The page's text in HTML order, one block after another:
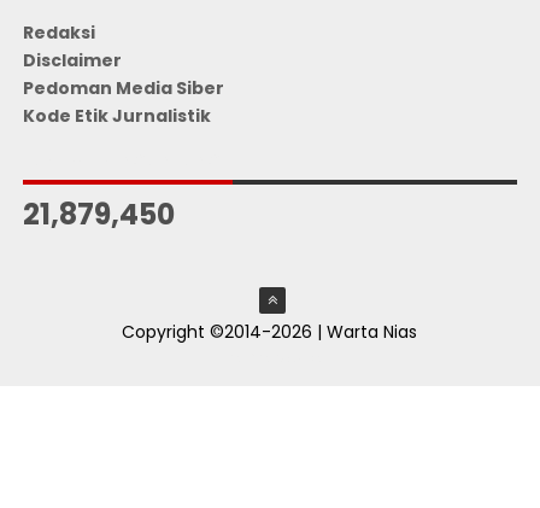
Redaksi
Disclaimer
Pedoman Media Siber
Kode Etik Jurnalistik
21,879,450
Copyright ©2014-2026 | Warta Nias